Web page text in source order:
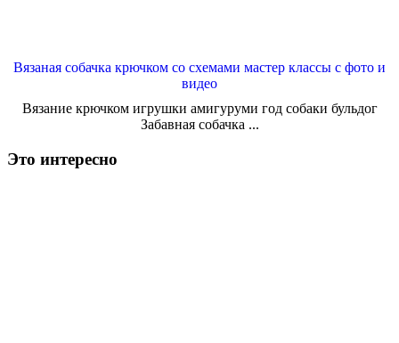
Вязаная собачка крючком со схемами мастер классы с фото и
видео
Вязание крючком игрушки амигуруми год собаки бульдог
Забавная собачка ...
Это интересно